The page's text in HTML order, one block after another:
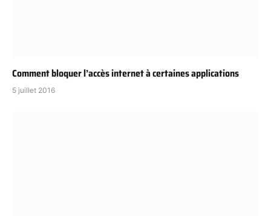
Comment bloquer l’accès internet à certaines applications
5 juillet 2016